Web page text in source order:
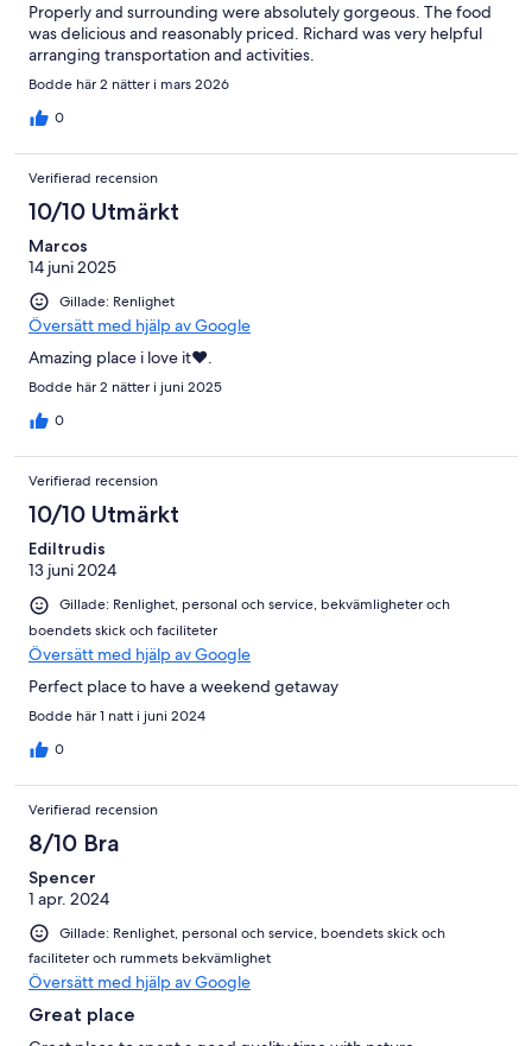
Properly and surrounding were absolutely gorgeous. The food
was delicious and reasonably priced. Richard was very helpful
arranging transportation and activities.
Bodde här 2 nätter i mars 2026
0
Verifierad recension
10/10 Utmärkt
Marcos
14 juni 2025
Gillade: Renlighet
Översätt med hjälp av Google
Amazing place i love it❤️.
Bodde här 2 nätter i juni 2025
0
Verifierad recension
10/10 Utmärkt
Ediltrudis
13 juni 2024
Gillade: Renlighet, personal och service, bekvämligheter och
boendets skick och faciliteter
Översätt med hjälp av Google
Perfect place to have a weekend getaway
Bodde här 1 natt i juni 2024
0
Verifierad recension
8/10 Bra
Spencer
1 apr. 2024
Gillade: Renlighet, personal och service, boendets skick och
faciliteter och rummets bekvämlighet
Översätt med hjälp av Google
Great place